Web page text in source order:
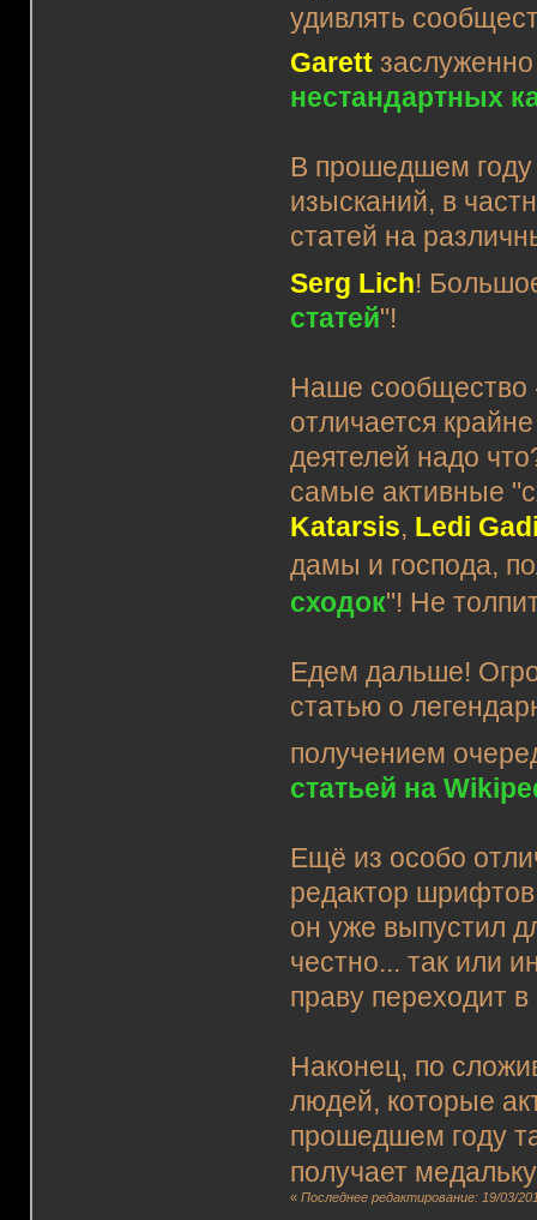
удивлять
Garett
нестандартных
В прошедшем году
изысканий, в
статей на
Serg Lich!
статей"!
Наше сообщество
отличается
деятелей надо
самые активные
Katarsis, Ledi
дамы и господа,
сходок"! Не
Едем дальше!
статью о
получением
статьей на
Ещё из особо
редактор
он уже выпустил
честно... так или
праву переходит
Наконец, по
людей, которые
прошедшем году
получает
«Последнее редактирование: 19/03/